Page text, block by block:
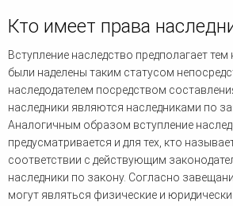
Кто имеет права
Вступление наследство предполагает тем
были наделены таким статусом
наследодателем посредством
наследники являются наследниками по
Аналогичным образом вступление
предусматривается и для тех, кто
соответствии с действующим
наследники по закону. Согласно
могут являться физические и